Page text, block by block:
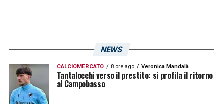
NEWS
CALCIOMERCATO 8 ore ago Veronica Mandalà
Tantalocchi verso il prestito: si profila il ritorno
al Campobasso